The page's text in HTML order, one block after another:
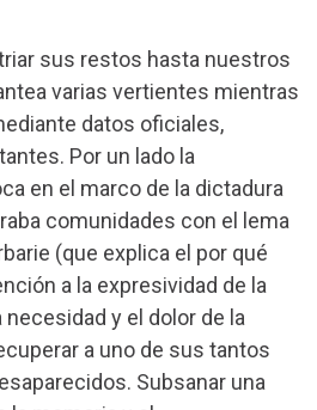
sus restos hasta nuestros
varias vertientes mientras
datos oficiales,
Por un lado la
en el marco de la dictadura
comunidades con el lema
(que explica el por qué
a la expresividad de la
y el dolor de la
a uno de sus tantos
Subsanar una